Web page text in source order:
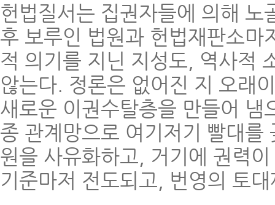
헌법질서는 집권자들에 의해
후 보루인 법원과 헌법재판소
적 의기를 지닌 지성도, 역사적
않는다. 정론은 없어진 지 오래
새로운 이권수탈층을 만들어
종 관계망으로 여기저기 빨대
원을 사유화하고, 거기에 권력
기준마저 전도되고, 번영의 토